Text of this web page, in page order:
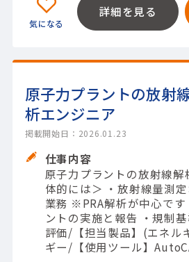
詳細を見る
原子力プラントの放射
析エンジニア
掲載開始日：2026.01.23
仕事内容
原子力プラントの放射線解
体的には＞ ・放射線量測
業務 ※PRA解析が中心です
ントの実施と報告 ・規制
評価/【担当製品】(エネル
ギー/【使用ツール】